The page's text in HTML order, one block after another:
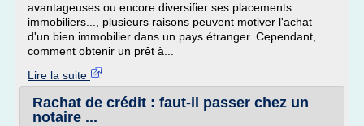
avantageuses ou encore diversifier ses placements
immobiliers..., plusieurs raisons peuvent motiver l'achat
d'un bien immobilier dans un pays étranger. Cependant,
comment obtenir un prêt à...
Lire la suite
Rachat de crédit : faut-il passer chez un
notaire ...